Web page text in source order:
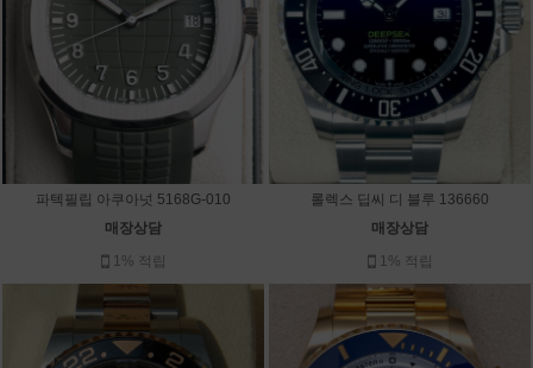
파텍필립 아쿠아넛 5168G-010
매장상담
1% 적립
롤렉스 딥씨 디 블루 136660
매장상담
1% 적립